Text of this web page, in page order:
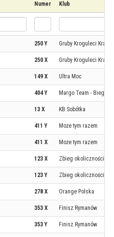
Numer Klub
250 Y Gruby Kroguleci Krasy
250 X Gruby Kroguleci Krasy
149 X Ultra Moc
404 Y Margo Team - Biegnę
13 X KB Sobótka
411 Y Może tym razem
411 X Może tym razem
123 X Zbieg okoliczności
123 Y Zbieg okoliczności
278 X Orange Polska
353 X Finisz Rymanów
353 Y Finisz Rymanów